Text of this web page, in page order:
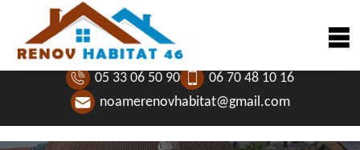
05 33 06 50 90
06 70 48 10 16
noamerenovhabitat@gmail.com